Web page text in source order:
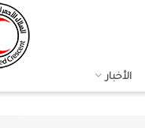
الأخبار